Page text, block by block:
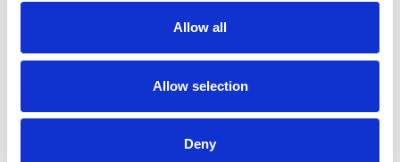
Allow all
Allow selection
Deny
des outils ne tombent de la plate-forme.
pièces d'échafaudage roulant
de 90 cm de large à une hauteur de travail de 10 mètres.
manuel de l'échafaudage roulant universel